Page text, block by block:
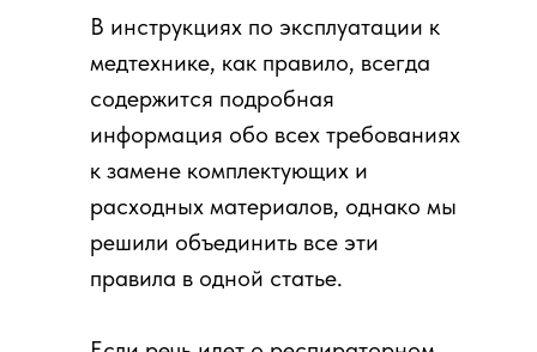
В инструкциях по эксплуатации к
медтехнике, как правило, всегда
содержится подробная
информация обо всех требованиях
к замене комплектующих и
расходных материалов, однако мы
решили объединить все эти
правила в одной статье.